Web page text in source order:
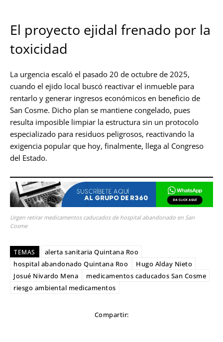
El proyecto ejidal frenado por la
toxicidad
La urgencia escaló el pasado 20 de octubre de 2025,
cuando el ejido local buscó reactivar el inmueble para
rentarlo y generar ingresos económicos en beneficio de
San Cosme. Dicho plan se mantiene congelado, pues
resulta imposible limpiar la estructura sin un protocolo
especializado para residuos peligrosos, reactivando la
exigencia popular que hoy, finalmente, llega al Congreso
del Estado.
Urgen retirar medicamentos caducados de hospital abandonado en San
Cosme
TEMAS
alerta sanitaria Quintana Roo
hospital abandonado Quintana Roo
Hugo Alday Nieto
Josué Nivardo Mena
medicamentos caducados San Cosme
riesgo ambiental medicamentos
Compartir: